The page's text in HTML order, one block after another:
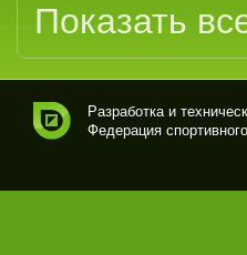
Показать
вно
Разработка и
Федерация